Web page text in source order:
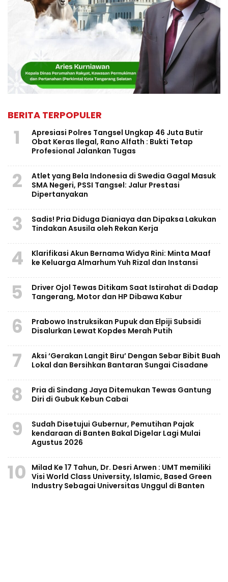
BERITA TERPOPULER
1
Apresiasi Polres Tangsel Ungkap 46 Juta Butir
Obat Keras Ilegal, Rano Alfath : Bukti Tetap
Profesional Jalankan Tugas
2
Atlet yang Bela Indonesia di Swedia Gagal Masuk
SMA Negeri, PSSI Tangsel: Jalur Prestasi
Dipertanyakan
3
Sadis! Pria Diduga Dianiaya dan Dipaksa Lakukan
Tindakan Asusila oleh Rekan Kerja
4
Klarifikasi Akun Bernama Widya Rini: Minta Maaf
ke Keluarga Almarhum Yuh Rizal dan Instansi
5
Driver Ojol Tewas Ditikam Saat Istirahat di Dadap
Tangerang, Motor dan HP Dibawa Kabur
6
Prabowo Instruksikan Pupuk dan Elpiji Subsidi
Disalurkan Lewat Kopdes Merah Putih
7
Aksi ‘Gerakan Langit Biru’ Dengan Sebar Bibit Buah
Lokal dan Bersihkan Bantaran Sungai Cisadane
8
Pria di Sindang Jaya Ditemukan Tewas Gantung
Diri di Gubuk Kebun Cabai
9
Sudah Disetujui Gubernur, Pemutihan Pajak
kendaraan di Banten Bakal Digelar Lagi Mulai
Agustus 2026
10
Milad Ke 17 Tahun, Dr. Desri Arwen : UMT memiliki
Visi World Class University, Islamic, Based Green
Industry Sebagai Universitas Unggul di Banten